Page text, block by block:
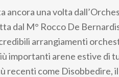
ancora una volta
dal M° Rocco De
arrangiamenti
importanti arene estive di
recenti come Disobbedire,